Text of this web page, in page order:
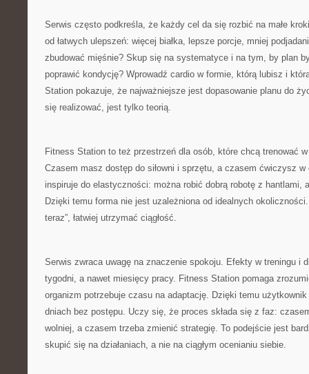
Serwis często podkreśla, że każdy cel da się rozbić na małe
od łatwych ulepszeń: więcej białka, lepsze porcje, mniej
zbudować mięśnie? Skup się na systematyce i na tym, by plan
poprawić kondycję? Wprowadź cardio w formie, którą lubisz i
Station pokazuje, że najważniejsze jest dopasowanie planu do
się realizować, jest tylko teorią.
Fitness Station to też przestrzeń dla osób, które chcą trenować
Czasem masz dostęp do siłowni i sprzętu, a czasem ćwiczysz w
inspiruje do elastyczności: można robić dobrą robotę z hantlami,
Dzięki temu forma nie jest uzależniona od idealnych
teraz”, łatwiej utrzymać ciągłość.
Serwis zwraca uwagę na znaczenie spokoju. Efekty w treningu i
tygodni, a nawet miesięcy pracy. Fitness Station pomaga
organizm potrzebuje czasu na adaptację. Dzięki temu
dniach bez postępu. Uczy się, że proces składa się z faz:
wolniej, a czasem trzeba zmienić strategię. To podejście jest
skupić się na działaniach, a nie na ciągłym ocenianiu siebie.